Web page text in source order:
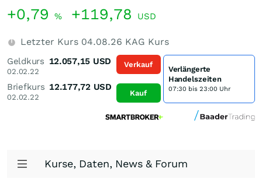
+0,79 % +119,78 USD
Letzter Kurs 04.08.26 KAG Kurs
Geldkurs
02.02.22
12.057,15 USD
Briefkurs
02.02.22
12.177,72 USD
Verkauf
Kauf
Verlängerte
Handelszeiten
07:30 bis 23:00 Uhr
Kurse, Daten, News & Forum